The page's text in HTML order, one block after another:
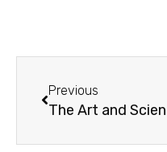
Previous